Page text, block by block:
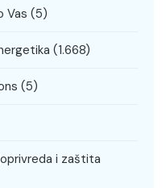
Vas (5)
(1.668)
(5)
i zaštita